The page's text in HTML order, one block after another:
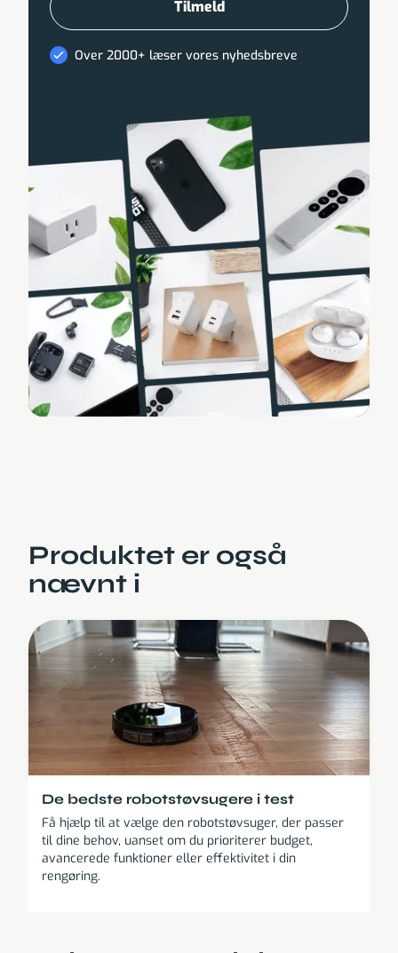
Over 2000+ læser vores nyhedsbreve
Produktet er også
nævnt i
De bedste robotstøvsugere i test
Få hjælp til at vælge den robotstøvsuger, der passer
til dine behov, uanset om du prioriterer budget,
avancerede funktioner eller effektivitet i din
rengøring.